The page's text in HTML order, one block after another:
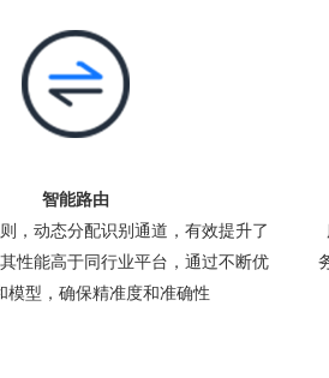
智能路由
，动态分配识别通道，有效提升了
性能高于同行业平台，通过不断优
模型，确保精准度和准确性